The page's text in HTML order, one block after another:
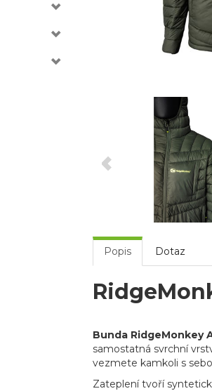
Popis Dotaz
Bunda RidgeMonkey
samostatná svrchní
vezmete kamkoli s
Zateplení tvoří